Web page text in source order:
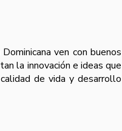
ven con buenos
la innovación e ideas que
de vida y desarrollo